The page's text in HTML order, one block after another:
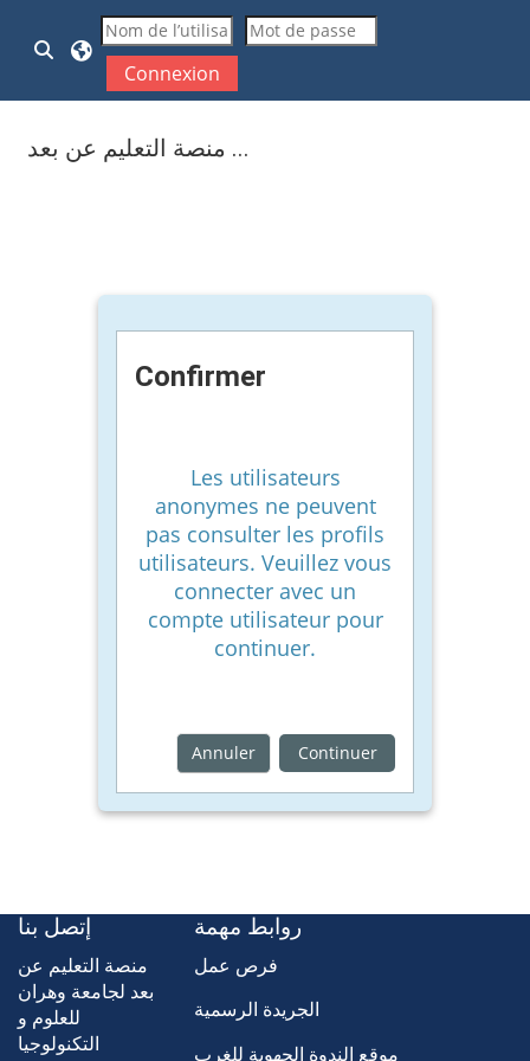
Passer au contenu principal
Activer/désactiver la saisie de recherche
Connexion
منصة التعليم عن بعد ...
Confirmer
Les utilisateurs
anonymes ne peuvent
pas consulter les profils
utilisateurs. Veuillez vous
connecter avec un
compte utilisateur pour
continuer.
Annuler Continuer
إتصل بنا
منصة التعليم عن
بعد لجامعة وهران
للعلوم و
التكنولوجيا
روابط مهمة
فرص عمل
الجريدة الرسمية
موقع الندوة الجهوية للغرب